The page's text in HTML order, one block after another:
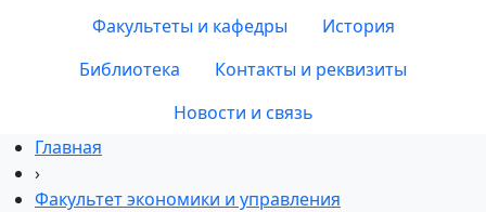
Факультеты и кафедры
История
Библиотека
Контакты и реквизиты
Новости и связь
Главная
›
Факультет экономики и управления